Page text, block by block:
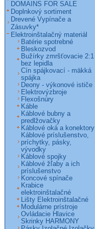
DOMAINS FOR SALE
Doplnkový sortiment
Drevené Vypínače a
Zásuvky*
Elektroinštalačný materiál
Batérie spotrebné
Bleskozvod
Bužírky zmršťovacie 2:1
bez lepidla
Cín spájkovací - mäkká
spájka
Deony - výkonové ističe
Elektrovýzbroje
Flexošnúry
Káble
Káblové bubny a
predlžovačky
Káblové oká a konektory
Káblové príslušenstvo,
príchytky, pásky,
vývodky
Káblové spojky
Káblové žľaby a ich
príslušenstvo
Koncové spínače
Krabice
elektroinštalačné
Lišty Elektroinštalačné
Modulárne prístroje
Ovládacie Hlavice
Skrinky HARMONY